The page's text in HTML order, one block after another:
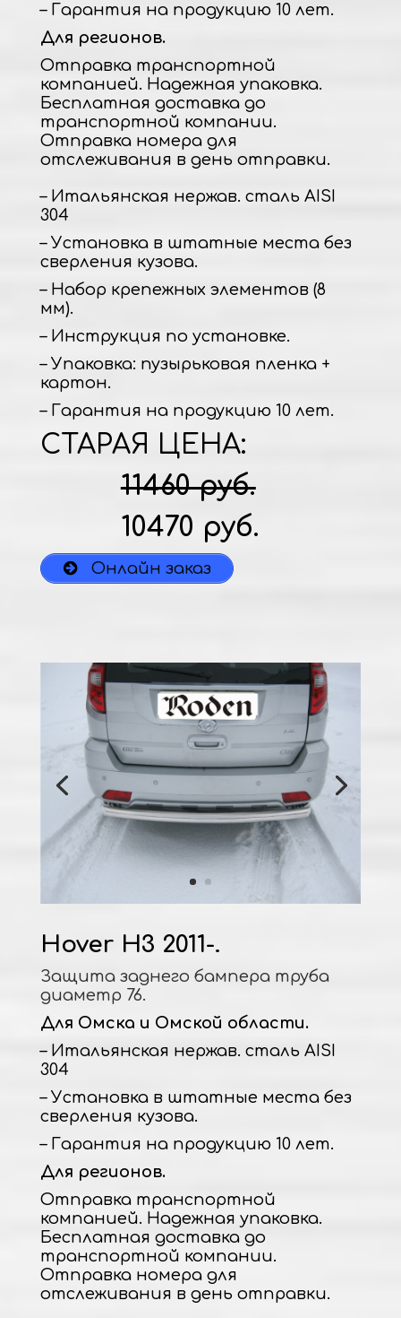
– Гарантия на продукцию 10 лет.
Для регионов.
Отправка транспортной
компанией. Надежная упаковка.
Бесплатная доставка до
транспортной компании.
Отправка номера для
отслеживания в день отправки.
– Итальянская нержав. сталь AISI
304
– Установка в штатные места без
сверления кузова.
– Набор крепежных элементов (8
мм).
– Инструкция по установке.
– Упаковка: пузырьковая пленка +
картон.
– Гарантия на продукцию 10 лет.
СТАРАЯ ЦЕНА:
11460 руб.
10470 руб.
Онлайн заказ
Hover H3 2011-.
Защита заднего бампера труба
диаметр 76.
Для Омска и Омской области.
– Итальянская нержав. сталь AISI
304
– Установка в штатные места без
сверления кузова.
– Гарантия на продукцию 10 лет.
Для регионов.
Отправка транспортной
компанией. Надежная упаковка.
Бесплатная доставка до
транспортной компании.
Отправка номера для
отслеживания в день отправки.